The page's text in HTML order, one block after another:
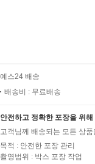
예스24 배송
배송비 : 무료배송
안전하고 정확한 포장을 위
고객님께 배송되는 모든 상
목적 : 안전한 포장 관리
촬영범위 : 박스 포장 작업